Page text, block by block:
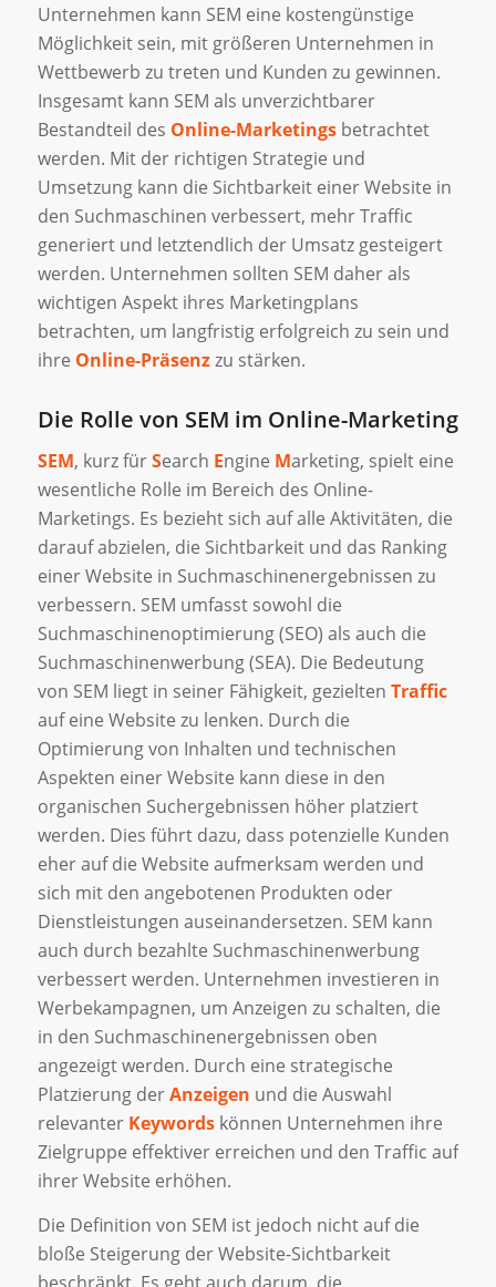
Unternehmen kann SEM eine kostengünstige
Möglichkeit sein, mit größeren Unternehmen in
Wettbewerb zu treten und Kunden zu gewinnen.
Insgesamt kann SEM als unverzichtbarer
Bestandteil des Online-Marketingsbetrachtet
werden. Mit der richtigen Strategie und
Umsetzung kann die Sichtbarkeit einer Website in
den Suchmaschinen verbessert, mehr Traffic
generiert und letztendlich der Umsatz gesteigert
werden. Unternehmen sollten SEM daher als
wichtigen Aspekt ihres Marketingplans
betrachten, um langfristig erfolgreich zu sein und
ihre Online-Präsenzzu stärken.
Die Rolle von SEM im Online-Marketing
SEM, kurz fürSearch Engine Marketing, spielt eine
wesentliche Rolle im Bereich des Online-
Marketings. Es bezieht sich auf alle Aktivitäten, die
darauf abzielen, die Sichtbarkeit und das Ranking
einer Website in Suchmaschinenergebnissen zu
verbessern. SEM umfasst sowohl die
Suchmaschinenoptimierung (SEO) als auch die
Suchmaschinenwerbung (SEA). Die Bedeutung
von SEM liegt in seiner Fähigkeit, gezielten Traffic
auf eine Website zu lenken. Durch die
Optimierung von Inhalten und technischen
Aspekten einer Website kann diese in den
organischen Suchergebnissen höher platziert
werden. Dies führt dazu, dass potenzielle Kunden
eher auf die Website aufmerksam werden und
sich mit den angebotenen Produkten oder
Dienstleistungen auseinandersetzen. SEM kann
auch durch bezahlte Suchmaschinenwerbung
verbessert werden. Unternehmen investieren in
Werbekampagnen, um Anzeigen zu schalten, die
in den Suchmaschinenergebnissen oben
angezeigt werden. Durch eine strategische
Platzierung derAnzeigen und die Auswahl
relevanter Keywordskönnen Unternehmen ihre
Zielgruppe effektiver erreichen und den Traffic auf
ihrer Website erhöhen.
Die Definition von SEM ist jedoch nicht auf die
bloße Steigerung der Website-Sichtbarkeit